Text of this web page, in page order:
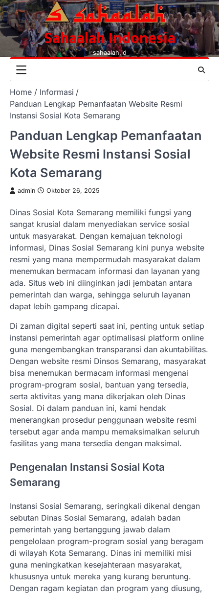
Skip
to
content
Sahaalah Indonesia
sahaalah.id
Home
Informasi
Panduan Lengkap Pemanfaatan Website Resmi
Instansi Sosial Kota Semarang
Panduan Lengkap Pemanfaatan
Website Resmi Instansi Sosial
Kota Semarang
admin Oktober 26, 2025
Dinas Sosial Kota Semarang memiliki fungsi yang
sangat krusial dalam menyediakan service sosial
untuk masyarakat. Dengan kemajuan teknologi
informasi, Dinas Sosial Semarang kini punya website
resmi yang mana mempermudah masyarakat dalam
menemukan bermacam informasi dan layanan yang
ada. Situs web ini diinginkan jadi jembatan antara
pemerintah dan warga, sehingga seluruh layanan
dapat lebih gampang dicapai.
Di zaman digital seperti saat ini, penting untuk setiap
instansi pemerintah agar optimalisasi platform online
guna mengembangkan transparansi dan akuntabilitas.
Dengan website resmi Dinsos Semarang, masyarakat
bisa menemukan bermacam informasi mengenai
program-program sosial, bantuan yang tersedia,
serta aktivitas yang mana dikerjakan oleh Dinas
Sosial. Di dalam panduan ini, kami hendak
menerangkan prosedur penggunaan website resmi
tersebut agar anda mampu memaksimalkan seluruh
fasilitas yang mana tersedia dengan maksimal.
Pengenalan Instansi Sosial Kota
Semarang
Instansi Sosial Semarang, seringkali dikenal dengan
sebutan Dinas Sosial Semarang, adalah badan
pemerintah yang bertanggung jawab dalam
pengelolaan program-program sosial yang beragam
di wilayah Kota Semarang. Dinas ini memiliki misi
guna meningkatkan kesejahteraan masyarakat,
khususnya untuk mereka yang kurang beruntung.
Dengan ragam kegiatan dan program yang diusung,